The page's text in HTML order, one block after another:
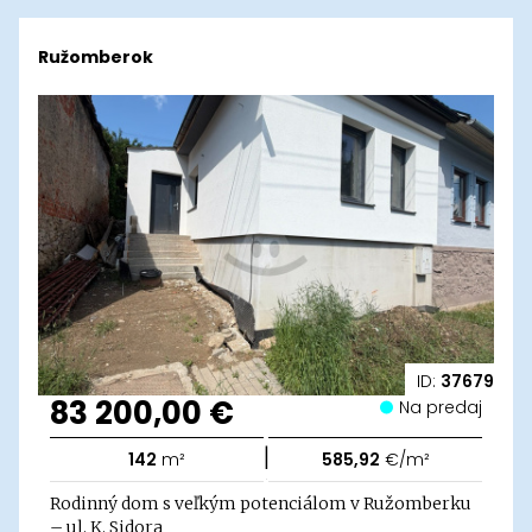
ID: 37679
Ružomberok
83 200,00 € Na predaj
142 m² | 585,92 €/m²
Rodinný dom s veľkým potenciálom v Ružomberku
– ul. K. Sidora